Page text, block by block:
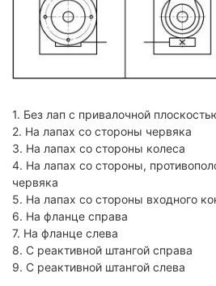
1. Без лап с привалочной
2. На лапах со стороны червяка
3. На лапах со стороны колеса
4. На лапах со стороны,
червяка
5. На лапах со стороны входного
6. На фланце справа
7. На фланце слева
8. С реактивной штангой справа
9. С реактивной штангой слева